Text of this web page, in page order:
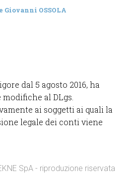
e Giovanni OSSOLA
dal 5 agosto 2016, ha
al DLgs.
ai soggetti ai quali la
legale dei conti viene
SpA - riproduzione riservata